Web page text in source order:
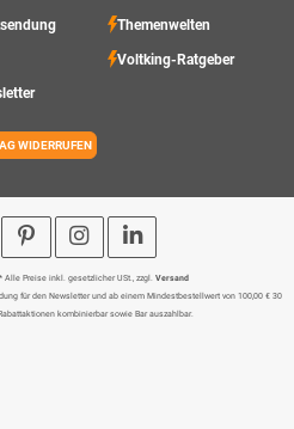
Themenwelten
Voltking-Ratgeber
WIDERRUFEN
* Alle Preise inkl. gesetzlicher USt., zzgl. Versand
für den Newsletter und ab einem Mindestbestellwert von 100,00 € 30
kombinierbar sowie Bar auszahlbar.